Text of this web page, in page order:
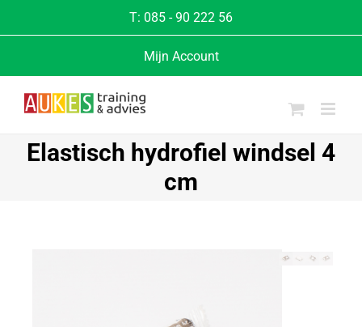
T: 085 - 90 222 56
Mijn Account
Elastisch hydrofiel windsel 4
cm